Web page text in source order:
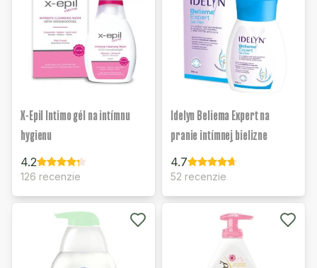
X-Epil Intimo gél na intímnu
hygienu
4.2
126 recenzie
Idelyn Beliema Expert na
pranie intímnej bielizne
4.7
52 recenzie